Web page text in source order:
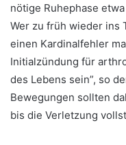
nötige Ruhephase
Wer zu früh wieder ins
einen Kardinalfehler
Initialzündung für
des Lebens sein”, so
Bewegungen sollten
bis die Verletzung